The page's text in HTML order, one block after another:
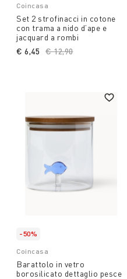
Coincasa
Set 2 strofinacci in cotone
con trama a nido d’ape e
jacquard a rombi
Price reduced from
€ 12,90to
€ 6,45
-50%
Coincasa
Barattolo in vetro
borosilicato dettaglio pesce